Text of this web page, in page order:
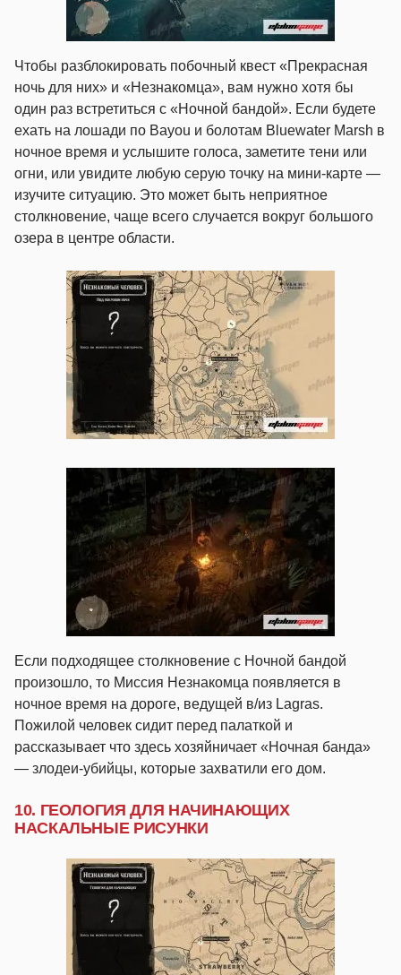
Чтобы разблокировать побочный квест «Прекрасная
ночь для них» и «Незнакомца», вам нужно хотя бы
один раз встретиться с «Ночной бандой». Если будете
ехать на лошади по Bayou и болотам Bluewater Marsh в
ночное время и услышите голоса, заметите тени или
огни, или увидите любую серую точку на мини-карте —
изучите ситуацию. Это может быть неприятное
столкновение, чаще всего случается вокруг большого
озера в центре области.
Если подходящее столкновение с Ночной бандой
произошло, то Миссия Незнакомца появляется в
ночное время на дороге, ведущей в/из Lagras.
Пожилой человек сидит перед палаткой и
рассказывает что здесь хозяйничает «Ночная банда»
— злодеи-убийцы, которые захватили его дом.
10. ГЕОЛОГИЯ ДЛЯ НАЧИНАЮЩИХ
НАСКАЛЬНЫЕ РИСУНКИ